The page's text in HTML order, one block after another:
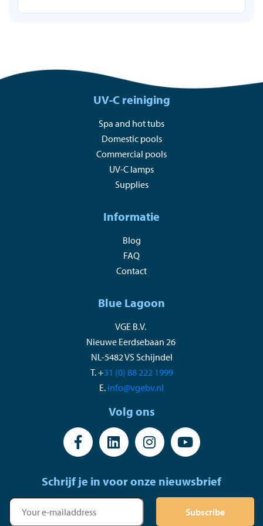
UV-C reiniging
Spa and hot tubs
Domestic pools
Commercial pools
UV-C lamps
Supplies
Informatie
Blog
FAQ
Contact
Blue Lagoon
VGE B.V.
Nieuwe Eerdsebaan 26
NL-5482 VS Schijndel
T. +31 (0) 88 222 1999
E. info@vgebv.nl
Volg ons
Schrijf je in voor onze nieuwsbrief
Subscribe